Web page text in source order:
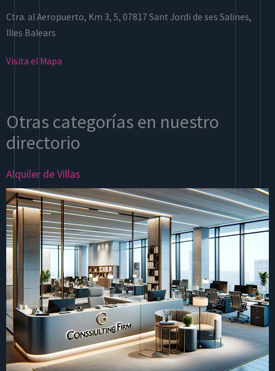
Ctra. al Aeropuerto, Km 3, 5, 07817 Sant Jordi de ses Salines,
Illes Balears
Visita el Mapa
Otras categorías en nuestro
directorio
Alquiler de Villas